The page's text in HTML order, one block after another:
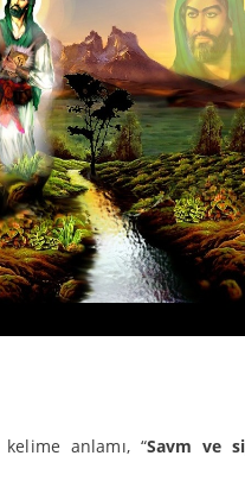
anlamı, “Savm ve